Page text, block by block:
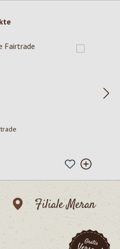
Filiale Meran